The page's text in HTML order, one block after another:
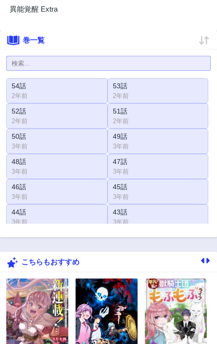
異能覚醒 Extra
巻一覧
54話
2年前
53話
2年前
52話
2年前
51話
2年前
50話
3年前
49話
3年前
48話
3年前
47話
3年前
46話
3年前
45話
3年前
44話
3年前
43話
3年前
42話 41話
40話
38話
3年前
37話
3年前
36話
3年前
35話
3年前
34話 33話
こちらもおすすめ